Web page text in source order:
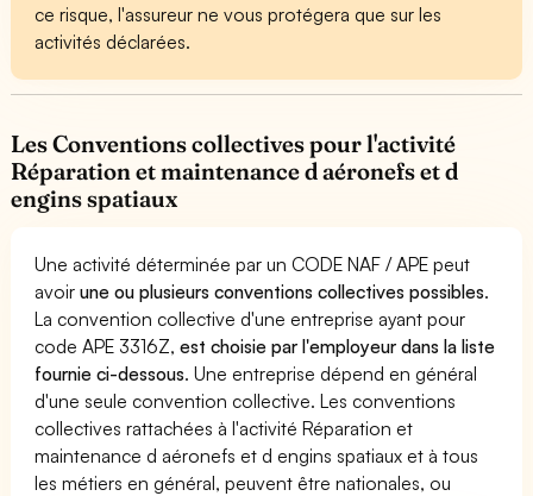
ce risque, l'assureur ne vous protégera que sur les
activités déclarées.
Les Conventions collectives pour l'activité
Réparation et maintenance d aéronefs et d
engins spatiaux
Une activité déterminée par un CODE NAF / APE peut
avoirune ou plusieurs conventions collectives possibles.
La convention collective d'une entreprise ayant pour
code APE 3316Z,est choisie par l'employeur dans la liste
fournie ci-dessous. Une entreprise dépend en général
d'une seule convention collective. Les conventions
collectives rattachées à l'activité Réparation et
maintenance d aéronefs et d engins spatiaux et à tous
les métiers en général, peuvent être nationales, ou